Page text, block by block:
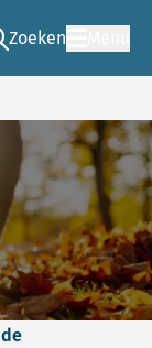
Zoeken
naar de zoek